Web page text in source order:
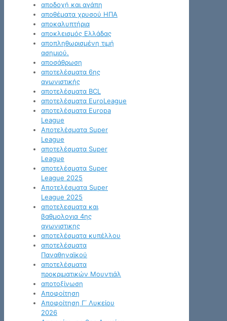
αποδοχή και αγάπη
αποθέματα χρυσού ΗΠΑ
αποκαλυπτήρια
αποκλεισμός Ελλάδας
αποπληθωρισμένη τιμή
ασημιού.
αποσάθρωση
αποτελέσματα 6ης
αγωνιστικής
αποτελέσματα BCL
αποτελέσματα EuroLeague
αποτελέσματα Europa
League
Αποτελέσματα Super
League
αποτελέσματα Super
League
αποτελέσματα Super
League 2025
Αποτελέσματα Super
League 2025
αποτελεσματα και
βαθμολογια 4ης
αγωνιστικης
αποτελέσματα κυπέλλου
αποτελέσματα
Παναθηναϊκού
αποτελέσματα
προκριματικών Μουντιάλ
αποτοξίνωση
Αποφοίτηση
Αποφοίτηση Γ΄ Λυκείου
2026